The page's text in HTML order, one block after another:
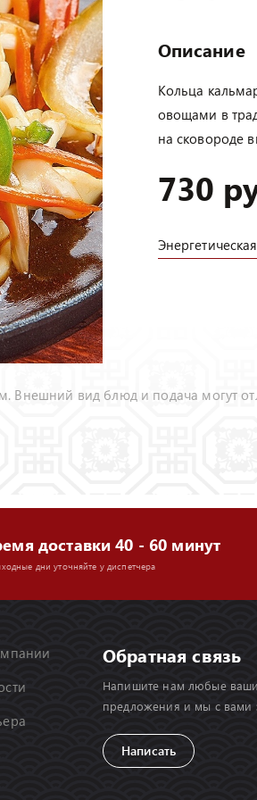
Описание
Кольца
овощами в
на сковороде
730
вид блюд и подача могут
доставки 40 - 60 минут
дни уточняйте у диспетчера
Обратная связь
Напишите нам любые
предложения и мы с вами
Написать